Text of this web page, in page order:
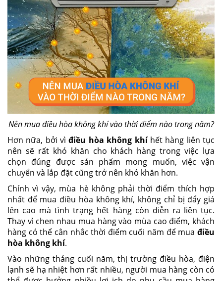
Nên mua điều hòa không khí vào thời điểm nào trong năm?
Hơn nữa, bởi vìđiều hòa không khíhết hàng liên tục
nên sẽ rất khó khăn cho khách hàng trong việc lựa
chọn đúng được sản phẩm mong muốn, việc vận
chuyển và lắp đặt cũng trở nên khó khăn hơn.
Chính vì vậy, mùa hè không phải thời điểm thích hợp
nhất để mua điều hòa không khí, không chỉ bị đẩy giá
lên cao mà tình trạng hết hàng còn diễn ra liên tục.
Thay vì chen nhau mua hàng vào mùa cao điểm, khách
hàng có thể cân nhắc thời điểm cuối năm để mua điều
hòa không khí.
Vào những tháng cuối năm, thị trường điều hòa, điện
lạnh sẽ hạ nhiệt hơn rất nhiều, người mua hàng còn có